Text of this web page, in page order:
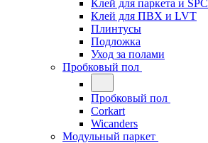
Клей для паркета и SPC
Клей для ПВХ и LVT
Плинтусы
Подложка
Уход за полами
Пробковый пол
Пробковый пол
Corkart
Wicanders
Модульный паркет